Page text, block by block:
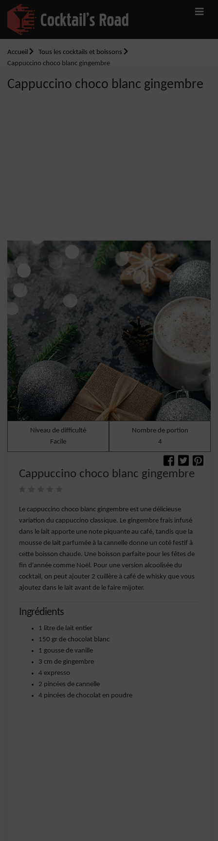
Accueil
Tous les cocktails et boissons
Cappuccino choco blanc gingembre
Cappuccino choco blanc gingembre
Niveau de difficulté
Facile
Nombre de portion
4
Cappuccino choco blanc gingembre
Le cappuccino choco blanc gingembre est une délicieuse
variation du cappuccino classique. Le gingembre frais infusé
dans le lait apporte une note piquante au café, tandis que la
mousse de lait parfumée à la cannelle donne un coté festif à
cette boisson chaude. Une boisson parfaite pour les fêtes de
fin d'année comme Noël. Pour une version alcoolisée du
cocktail, on peut ajouter 2 cuillère à café de whisky que vous
ajoutez dans le lait avant de le faire mijoter.
Ingrédients
1 litre de lait entier
150 gr de chocolat blanc
1 gousse de vanille
3 cm de gingembre
4 expresso
2 pincées de cannelle
4 pincées de chocolat en poudre